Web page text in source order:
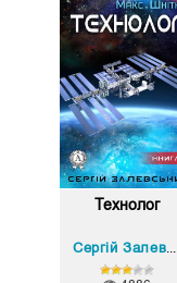
Технолог
Сергій Залевський